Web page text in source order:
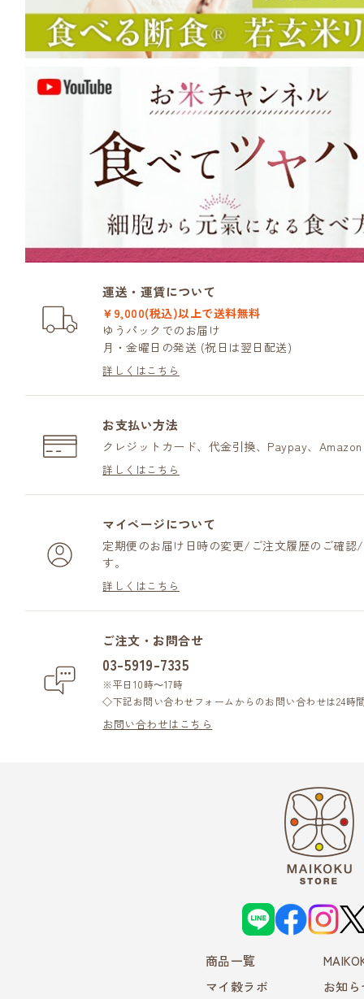
運送・運賃について
¥9,000(税込)以上で送料無料
ゆうパックでのお届け
月・金曜日の発送 (祝日は翌日配送)
詳しくはこちら
お支払い方法
クレジットカード、代金引換、Paypay、
詳しくはこちら
マイページについて
定期便のお届け日時の変更/ご注文履歴のご確
す。
詳しくはこちら
ご注文・お問合せ
03-5919-7335
※平日10時～17時
◇下記お問い合わせフォームからのお問い合わせは24時
お問い合わせはこちら
L
N
f
a
c
i
n
s
X
商品一覧
マイ穀ラボ
お知ら